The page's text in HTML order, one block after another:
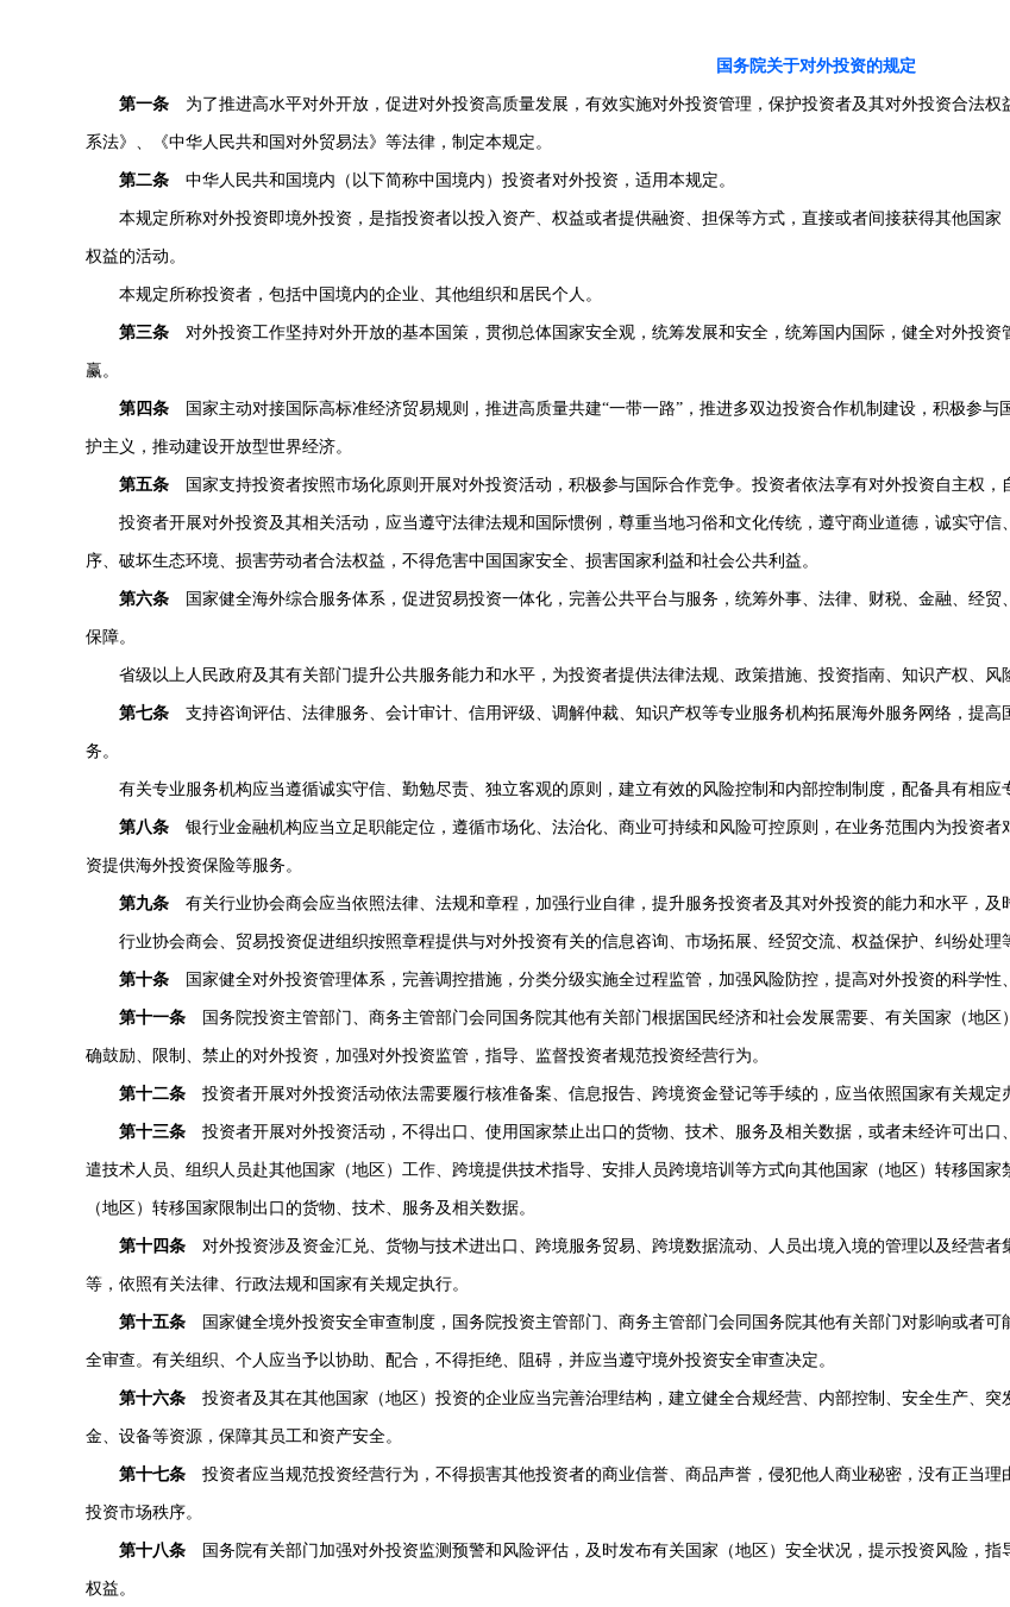
国务院关于对外投资的规定
第一条 为了推进高水平对外开放，促进对外投资高质量发展，有效实施对外投资管理，保护投资者及其对外投资合法
系法》、《中华人民共和国对外贸易法》等法律，制定本规定。
第二条 中华人民共和国境内（以下简称中国境内）投资者对外投资，适用本规定。
本规定所称对外投资即境外投资，是指投资者以投入资产、权益或者提供融资、担保等方式，直接或者间接获得其他国
权益的活动。
本规定所称投资者，包括中国境内的企业、其他组织和居民个人。
第三条 对外投资工作坚持对外开放的基本国策，贯彻总体国家安全观，统筹发展和安全，统筹国内国际，健全对外投
赢。
第四条 国家主动对接国际高标准经济贸易规则，推进高质量共建“一带一路”，推进多双边投资合作机制建设，积极参
护主义，推动建设开放型世界经济。
第五条 国家支持投资者按照市场化原则开展对外投资活动，积极参与国际合作竞争。投资者依法享有对外投资自主权，
投资者开展对外投资及其相关活动，应当遵守法律法规和国际惯例，尊重当地习俗和文化传统，遵守商业道德，诚实守
序、破坏生态环境、损害劳动者合法权益，不得危害中国国家安全、损害国家利益和社会公共利益。
第六条 国家健全海外综合服务体系，促进贸易投资一体化，完善公共平台与服务，统筹外事、法律、财税、金融、经
保障。
省级以上人民政府及其有关部门提升公共服务能力和水平，为投资者提供法律法规、政策措施、投资指南、知识产权、风
第七条 支持咨询评估、法律服务、会计审计、信用评级、调解仲裁、知识产权等专业服务机构拓展海外服务网络，提
务。
有关专业服务机构应当遵循诚实守信、勤勉尽责、独立客观的原则，建立有效的风险控制和内部控制制度，配备具有相应
第八条 银行业金融机构应当立足职能定位，遵循市场化、法治化、商业可持续和风险可控原则，在业务范围内为投资
资提供海外投资保险等服务。
第九条 有关行业协会商会应当依照法律、法规和章程，加强行业自律，提升服务投资者及其对外投资的能力和水平，及
行业协会商会、贸易投资促进组织按照章程提供与对外投资有关的信息咨询、市场拓展、经贸交流、权益保护、纠纷处理
第十条 国家健全对外投资管理体系，完善调控措施，分类分级实施全过程监管，加强风险防控，提高对外投资的科学性
第十一条 国务院投资主管部门、商务主管部门会同国务院其他有关部门根据国民经济和社会发展需要、有关国家（地
确鼓励、限制、禁止的对外投资，加强对外投资监管，指导、监督投资者规范投资经营行为。
第十二条 投资者开展对外投资活动依法需要履行核准备案、信息报告、跨境资金登记等手续的，应当依照国家有关规定
第十三条 投资者开展对外投资活动，不得出口、使用国家禁止出口的货物、技术、服务及相关数据，或者未经许可出
遣技术人员、组织人员赴其他国家（地区）工作、跨境提供技术指导、安排人员跨境培训等方式向其他国家（地区）转移国
（地区）转移国家限制出口的货物、技术、服务及相关数据。
第十四条 对外投资涉及资金汇兑、货物与技术进出口、跨境服务贸易、跨境数据流动、人员出境入境的管理以及经营
等，依照有关法律、行政法规和国家有关规定执行。
第十五条 国家健全境外投资安全审查制度，国务院投资主管部门、商务主管部门会同国务院其他有关部门对影响或者
全审查。有关组织、个人应当予以协助、配合，不得拒绝、阻碍，并应当遵守境外投资安全审查决定。
第十六条 投资者及其在其他国家（地区）投资的企业应当完善治理结构，建立健全合规经营、内部控制、安全生产、
金、设备等资源，保障其员工和资产安全。
第十七条 投资者应当规范投资经营行为，不得损害其他投资者的商业信誉、商品声誉，侵犯他人商业秘密，没有正当
投资市场秩序。
第十八条 国务院有关部门加强对外投资监测预警和风险评估，及时发布有关国家（地区）安全状况，提示投资风险，
权益。